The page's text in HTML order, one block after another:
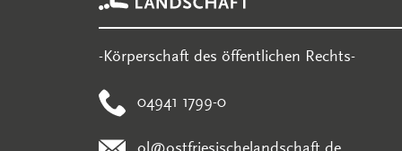
-Körperschaft des öffentlichen Rechts-
04941 1799-0
ol@ostfriesischelandschaft.de